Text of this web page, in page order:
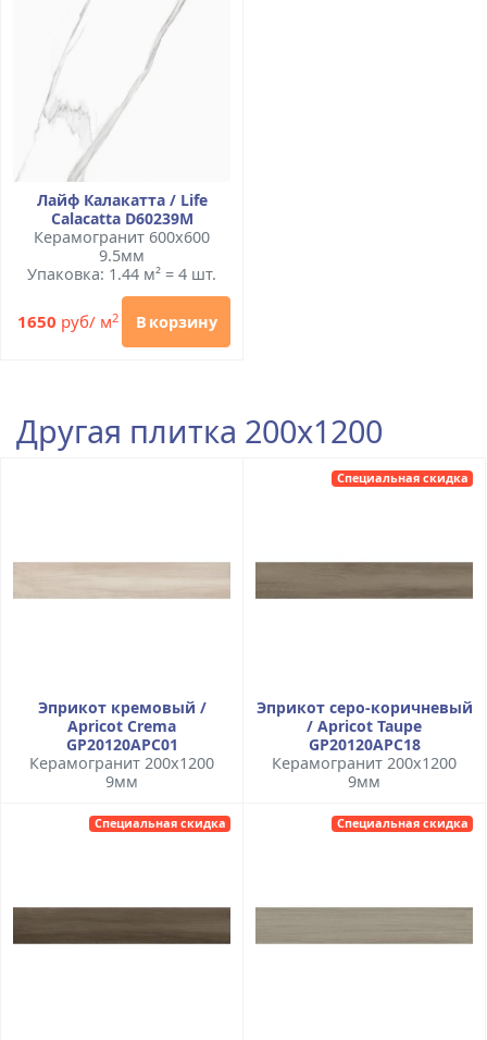
Лайф Калакатта / Life
Calacatta D60239M
Керамогранит 600x600
9.5мм
Упаковка: 1.44 м² = 4 шт.
1650 руб/ м2 В корзину
Другая плитка 200x1200
Эприкот кремовый /
Apricot Crema
GP20120APC01
Керамогранит 200x1200
9мм
Специальная скидка
Эприкот серо-коричневый
/ Apricot Taupe
GP20120APC18
Керамогранит 200x1200
9мм
Специальная скидка Специальная скидка